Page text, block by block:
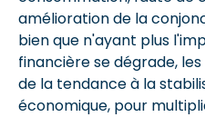
amélioration de la
bien que n'ayant plus
financière se dégrade,
de la tendance à la
économique, pour